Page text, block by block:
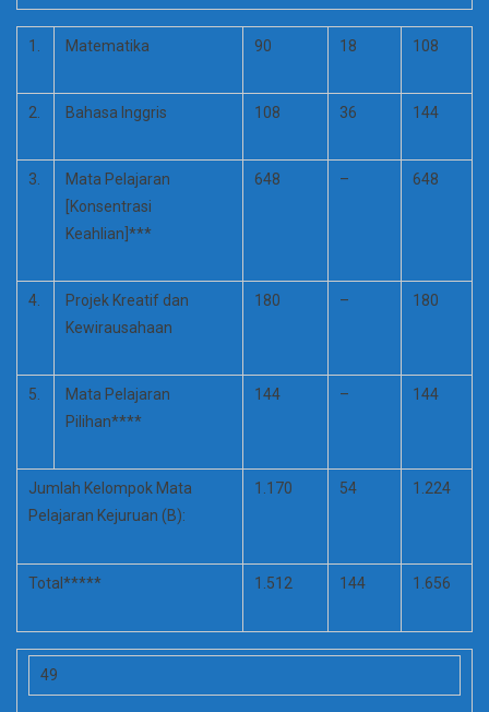
1. Matematika 90 18 108
2. Bahasa Inggris 108 36 144
3.
Mata Pelajaran
[Konsentrasi
Keahlian]***
648 – 648
4.
Projek Kreatif dan
Kewirausahaan
180 – 180
5.
Mata Pelajaran
Pilihan****
144 – 144
Jumlah Kelompok Mata
Pelajaran Kejuruan (B):
1.170 54 1.224
Total***** 1.512 144 1.656
49